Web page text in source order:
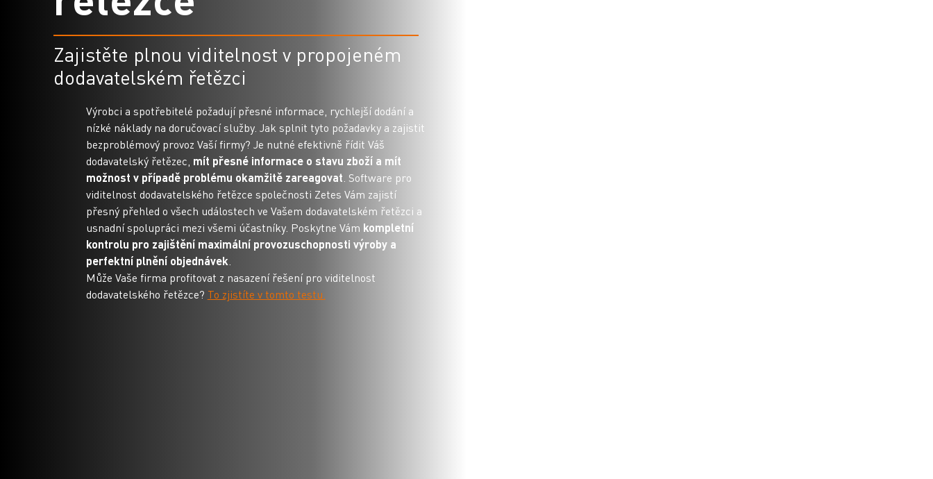
Zajistěte plnou viditelnost v propojeném
dodavatelském řetězci
Výrobci a spotřebitelé požadují přesné informace, rychlejší dodání a
nízké náklady na doručovací služby. Jak splnit tyto požadavky a zajistit
bezproblémový provoz Vaší firmy? Je nutné efektivně řídit Váš
dodavatelský řetězec, mít přesné informace o stavu zboží a mít
možnost v případě problému okamžitě zareagovat. Software pro
viditelnost dodavatelského řetězce společnosti Zetes Vám zajistí
přesný přehled o všech událostech ve Vašem dodavatelském řetězci a
usnadní spolupráci mezi všemi účastníky. Poskytne Vám kompletní
kontrolu pro zajištění maximální provozuschopnosti výroby a
perfektní plnění objednávek.
Může Vaše firma profitovat z nasazení řešení pro viditelnost
dodavatelského řetězce? To zjistíte v tomto testu.